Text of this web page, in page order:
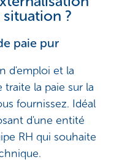
?
paie pur
d'emploi et la
traite la paie sur la
fournissez. Idéal
d'une entité
RH qui souhaite